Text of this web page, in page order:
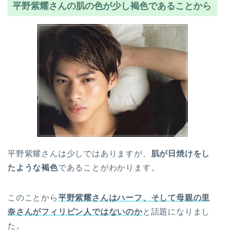
平野紫耀さんの肌の色が少し褐色であることから
平野紫耀さんは少しではありますが、 肌が日焼けをし
たような褐色であることがわかります。
このことから平野紫耀さんはハーフ、そして母親の里
奈さんがフィリピン人ではないのかと話題になりまし
た。